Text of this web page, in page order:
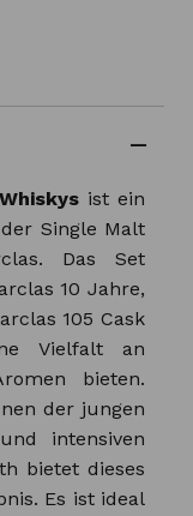
ist ein
Single Malt
Das Set
10 Jahre,
105 Cask
Vielfalt an
bieten.
der jungen
intensiven
bietet dieses
Es ist ideal